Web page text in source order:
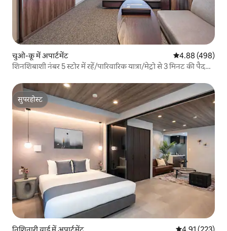
चुओ-कू में अपार्टमेंट औसत रेटिंग 5 में से
4.88 (498)
शिनशिबाशी नंबर 5 स्टोर में रहें/पारिवारिक यात्रा/मेट्रो से 3 मिनट की पैदल
डबल बेड वाला अपार्टमेंट
सुपरहोस्ट
सुपरहोस्ट